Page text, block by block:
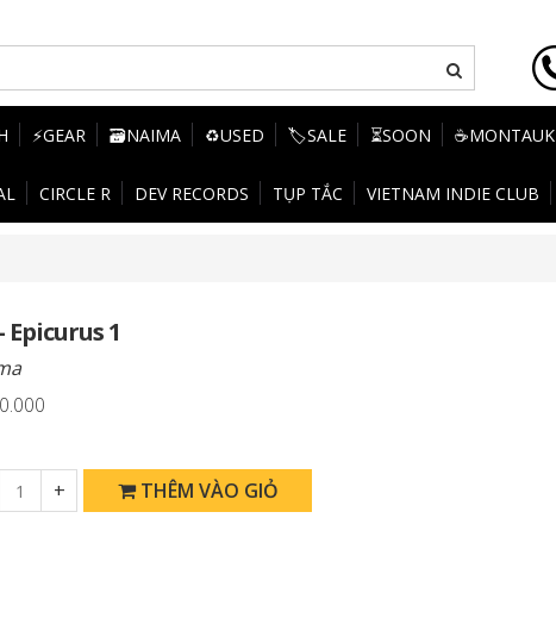
⚡GEAR 🗃️NAIMA ♻️USED 🏷️SALE ⏳SOON ☕MONTAUK
CIRCLE R DEV RECORDS TỤP TẮC VIETNAM INDIE CLUB
Epicurus 1
+ THÊM VÀO GIỎ